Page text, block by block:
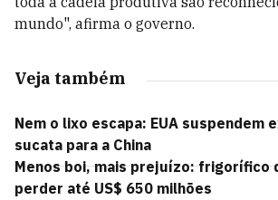
mundo", afirma o governo.
Veja também
Nem o lixo escapa: EUA suspendem
sucata para a China
Menos boi, mais prejuízo: frigorífico
perder até US$ 650 milhões